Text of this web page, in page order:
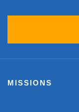
MISSIONS